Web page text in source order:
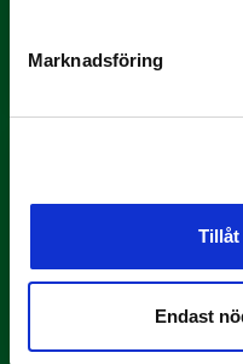
Marknadsföring
Tillåt
Endast
Slog till i…